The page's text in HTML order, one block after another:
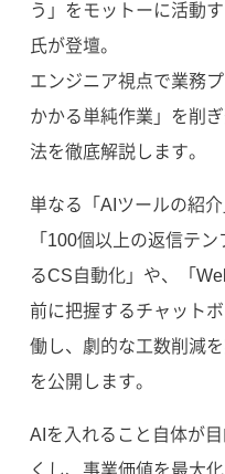
う」をモットーに活動
氏が登壇。
エンジニア視点で業務
かかる単純作業」を削
法を徹底解説します。
単なる「AIツールの紹介
「100個以上の返信テ
るCS自動化」や、「
前に把握するチャット
働し、劇的な工数削減
を公開します。
AIを入れること自体が
くし、事業価値を最大